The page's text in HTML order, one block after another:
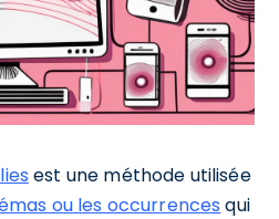
est une méthode utilisée
ou les occurrences qui